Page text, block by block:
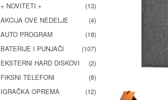
+ NOVITETI +
(13)
AKCIJA OVE NEDELJE
(4)
AUTO PROGRAM
(18)
BATERIJE I PUNJAČI
(107)
EKSTERNI HARD DISKOVI
(2)
FIKSNI TELEFONI
(8)
IGRAČKA OPREMA
(12)